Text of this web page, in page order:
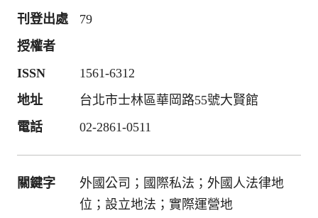
刊登出處
79
授權者
ISSN
1561-6312
地址
台北市士林區華岡路55號大賢館
電話
02-2861-0511
關鍵字
外國公司；國際私法；外國人法律地
位；設立地法；實際運營地